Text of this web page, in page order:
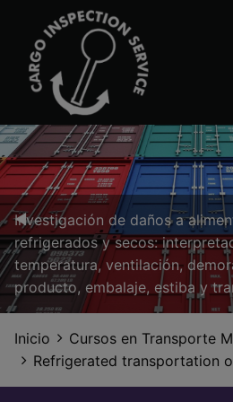
Previous Slide
◀︎
Investigación de daños a
refrigerados y secos:
temperatura, ventilación,
producto, embalaje, estiba y
Inicio
Cursos en Transporte
Refrigerated transportation